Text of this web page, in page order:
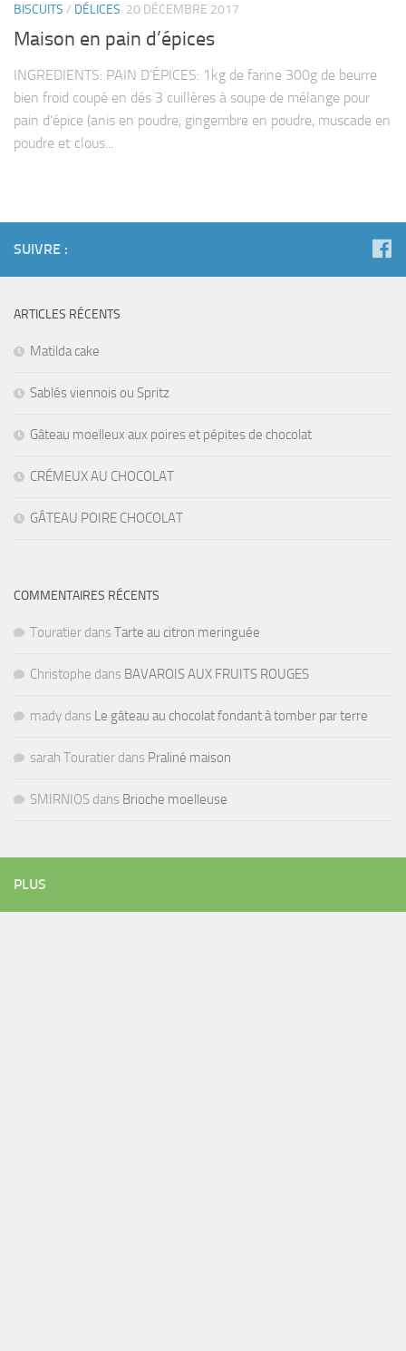
BISCUITS / DÉLICES 20 DÉCEMBRE 2017
Maison en pain d’épices
INGREDIENTS: PAIN D’ÉPICES: 1kg de farine 300g de beurre
bien froid coupé en dés 3 cuillères à soupe de mélange pour
pain d’épice (anis en poudre, gingembre en poudre, muscade en
poudre et clous...
SUIVRE :
ARTICLES RÉCENTS
Matilda cake
Sablés viennois ou Spritz
Gâteau moelleux aux poires et pépites de chocolat
CRÉMEUX AU CHOCOLAT
GÂTEAU POIRE CHOCOLAT
COMMENTAIRES RÉCENTS
Touratier dans Tarte au citron meringuée
Christophe dans BAVAROIS AUX FRUITS ROUGES
mady dans Le gâteau au chocolat fondant à tomber par terre
sarah Touratier dans Praliné maison
SMIRNIOS dans Brioche moelleuse
PLUS